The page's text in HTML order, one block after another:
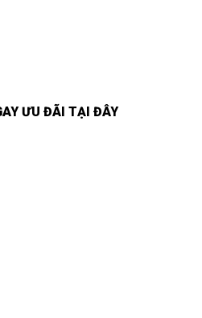
ƯU ĐÃI TẠI ĐÂY